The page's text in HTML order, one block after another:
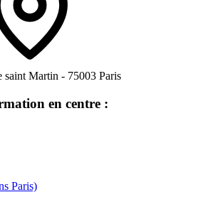
saint Martin - 75003 Paris
en centre :
Paris)